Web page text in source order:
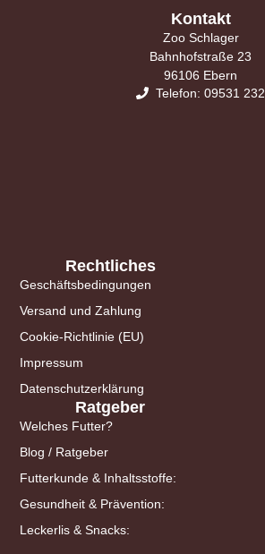
Rechtliches
Geschäftsbedingungen
Versand und Zahlung
Cookie-Richtlinie (EU)
Impressum
Datenschutzerklärung
Ratgeber
Welches Futter?
Blog / Ratgeber
Futterkunde & Inhaltsstoffe:
Gesundheit & Prävention:
Leckerlis & Snacks:
Kontakt
Zoo Schlager
Bahnhofstraße 23
96106 Ebern
Telefon: 09531 232